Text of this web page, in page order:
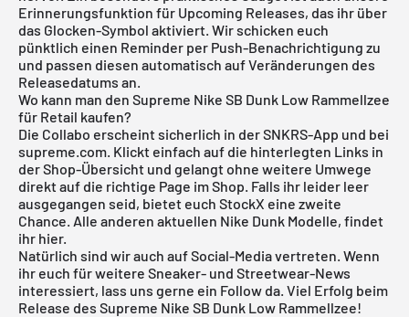
Erinnerungsfunktion für Upcoming Releases, das ihr über
das Glocken-Symbol aktiviert. Wir schicken euch
pünktlich einen Reminder per Push-Benachrichtigung zu
und passen diesen automatisch auf Veränderungen des
Releasedatums an.
Wo kann man den Supreme Nike SB Dunk Low Rammellzee
für Retail kaufen?
Die Collabo erscheint sicherlich in derSNKRS-App und bei
supreme.com. Klickt einfach auf die hinterlegten Links in
der Shop-Übersicht und gelangt ohne weitere Umwege
direkt auf die richtige Page im Shop. Falls ihr leider leer
ausgegangen seid, bietet euch StockX eine zweite
Chance. Alle anderen aktuellen Nike Dunk Modelle, findet
ihr hier.
Natürlich sind wir auch auf Social-Media vertreten. Wenn
ihr euch für weitere Sneaker- und Streetwear-News
interessiert, lass uns gerne ein Follow da. Viel Erfolg beim
Release des Supreme Nike SB Dunk Low Rammellzee!